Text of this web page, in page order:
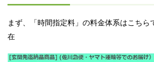
まず、「時間指定料」の料金体系はこちら
在